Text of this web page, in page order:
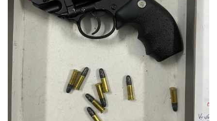
Video Shorts video
VTV Money VTV Thể thao
VTV Sức khoẻ Bất động sản
Thị trường 24h Tấm lòng Việt